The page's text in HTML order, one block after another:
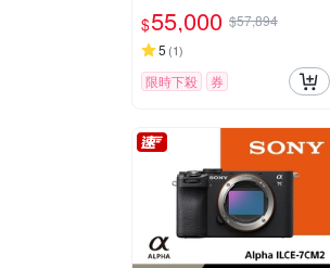
$55,000 $57,894
5 (1)
限時下殺 券